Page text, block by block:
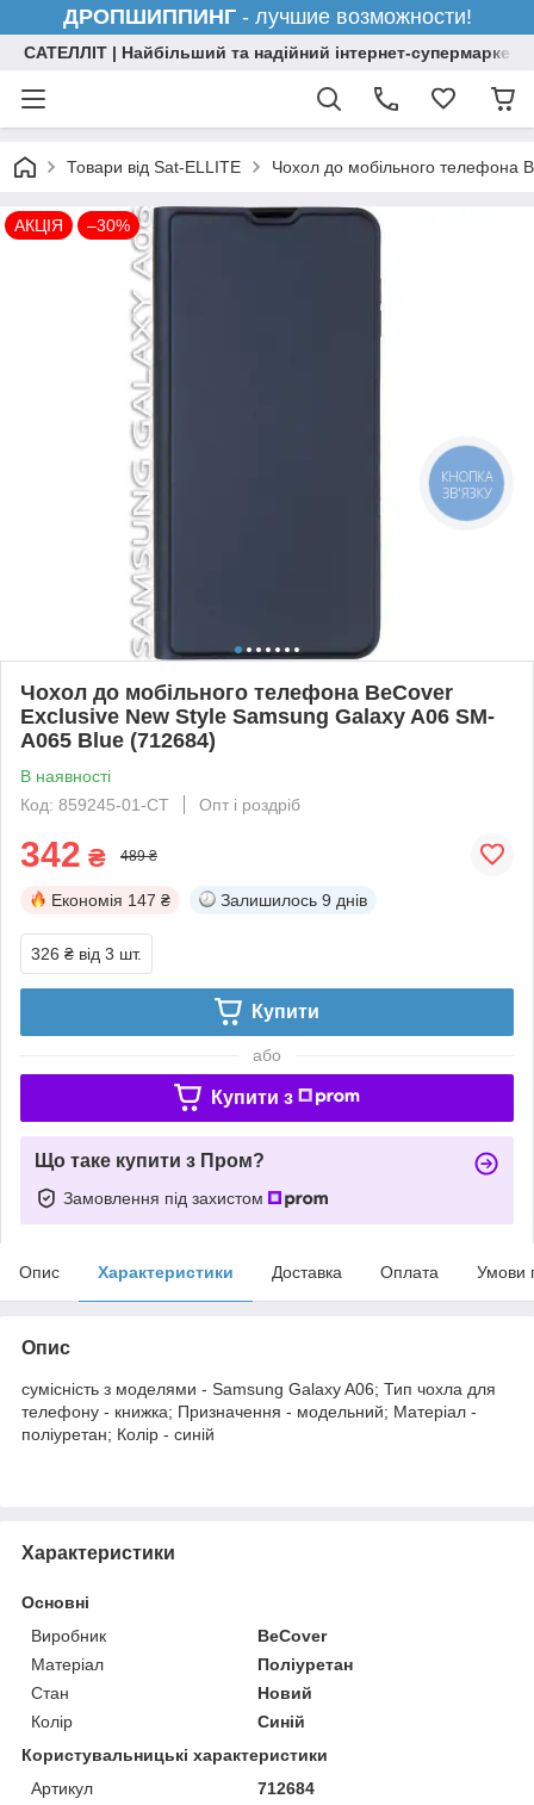
ДРОПШИППИНГ- лучшие возможности!
САТЕЛЛІТ | Найбільший та надійний інтернет-супермаркет
Товари від Sat-ELLITE Чохол до мобільного телефона
АКЦІЯ –30%
Чохол до мобільного телефона BeCover
Exclusive New Style Samsung Galaxy A06 SM-
A065 Blue (712684)
В наявності
Код: 859245-01-СТ
Опт і роздріб
342 ₴ 489 ₴
Економія 147 ₴ Залишилось 9 днів
326 ₴ від 3 шт.
Купити
або
Купити з
Що таке купити з Пром?
Замовлення під захистом
Опис Характеристики Доставка Оплата Умови
Опис
сумісність з моделями - Samsung Galaxy A06; Тип чохла для
телефону - книжка; Призначення - модельний; Матеріал -
поліуретан; Колір - синій
Характеристики
Основні
Виробник
BeCover
Матеріал
Поліуретан
Стан
Новий
Колір
Синій
Користувальницькі характеристики
Артикул
712684
КНОПКА
ЗВ'ЯЗКУ